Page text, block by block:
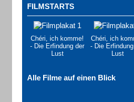
FILMSTARTS
Chéri, ich komme!
- Die Erfindung der
Lust
Chéri, ich
- Die
Lust
Alle Filme auf einen Blick